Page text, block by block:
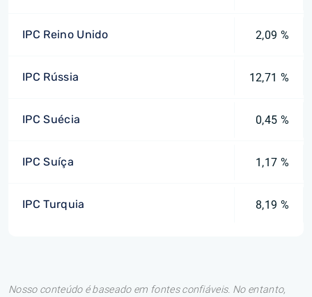
IPC Reino Unido 2,09 %
IPC Rússia 12,71 %
IPC Suécia 0,45 %
IPC Suíça 1,17 %
IPC Turquia 8,19 %
Nosso conteúdo é baseado em fontes confiáveis. No entanto,